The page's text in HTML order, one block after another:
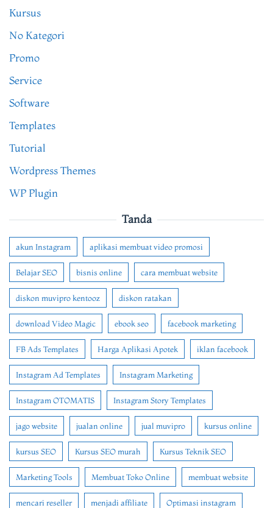
Kursus
No Kategori
Promo
Service
Software
Templates
Tutorial
Wordpress Themes
WP Plugin
Tanda
akun Instagram aplikasi membuat video promosi
Belajar SEO bisnis online cara membuat website
diskon muvipro kentooz diskon ratakan
download Video Magic ebook seo facebook marketing
FB Ads Templates Harga Aplikasi Apotek iklan facebook
Instagram Ad Templates Instagram Marketing
Instagram OTOMATIS Instagram Story Templates
jago website jualan online jual muvipro kursus online
kursus SEO Kursus SEO murah Kursus Teknik SEO
Marketing Tools Membuat Toko Online membuat website
mencari reseller menjadi affiliate Optimasi instagram